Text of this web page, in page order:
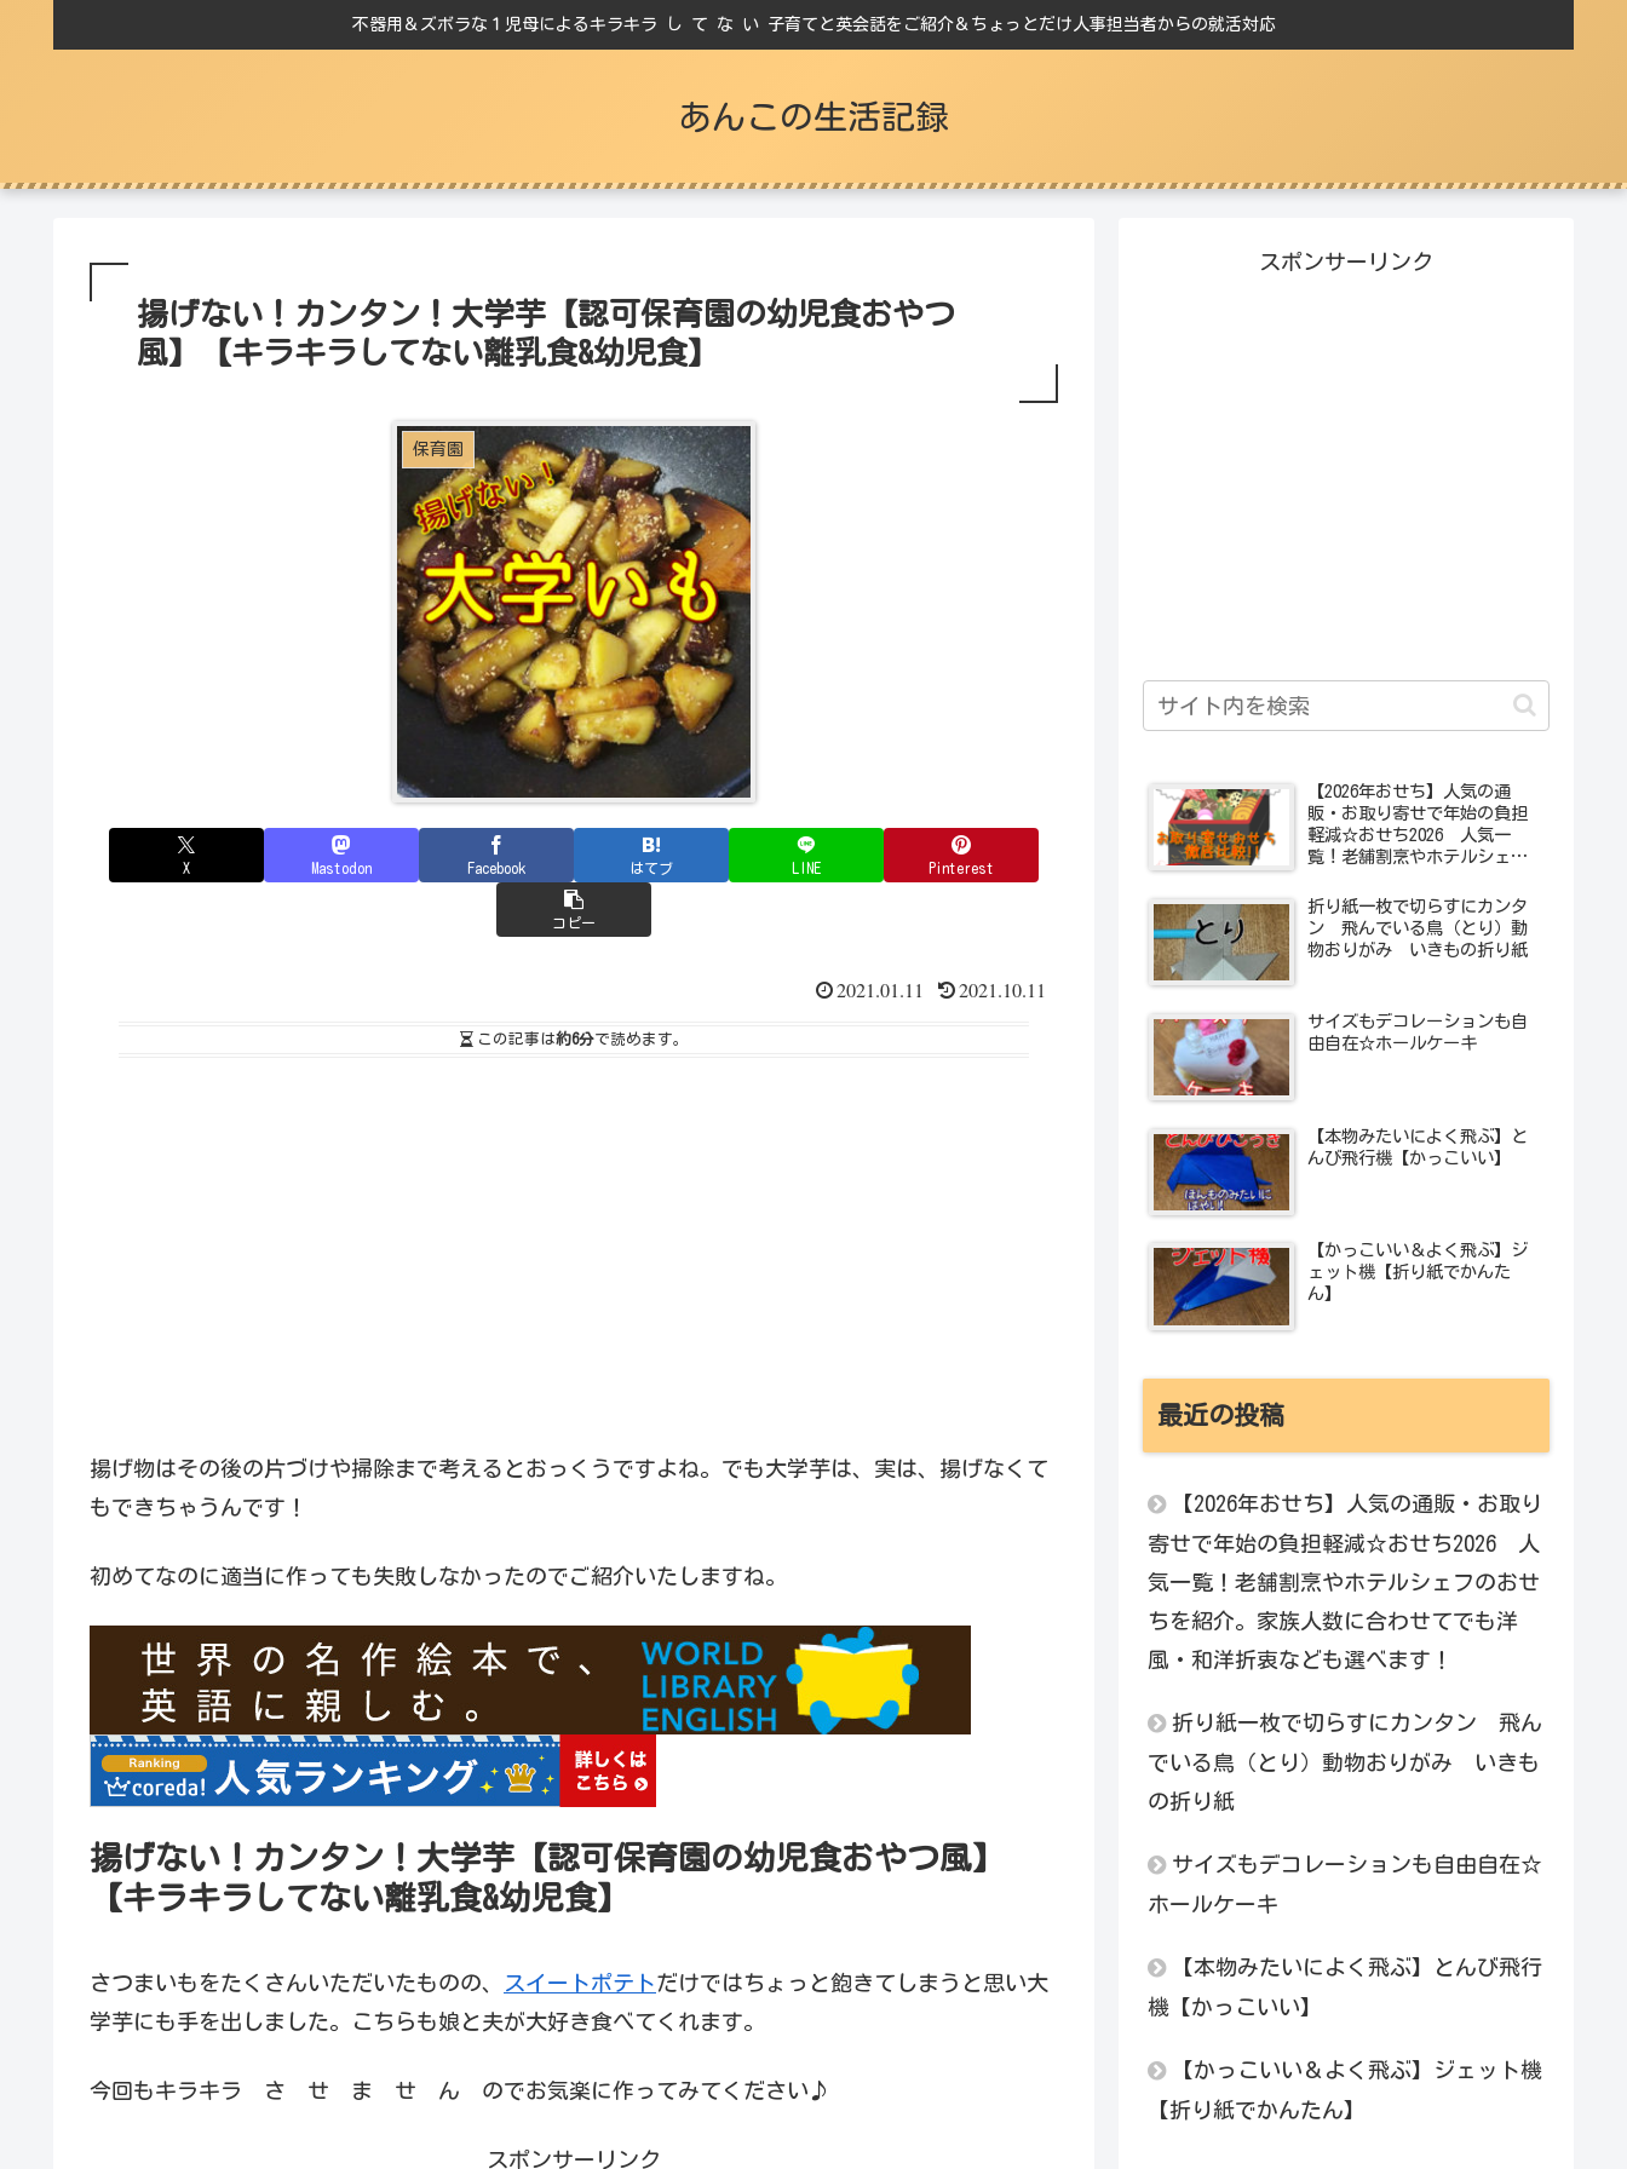
不器用＆ズボラな１児母によるキラキラ し て な い 子育てと英会話をご紹介＆ちょっとだけ人事担当者からの就活対応
あんこの生活記録
揚げない！カンタン！大学芋【認可保育園の幼児食おやつ
風】【キラキラしてない離乳食&幼児食】
保育園
X Mastodon Facebook はてブ LINE Pinterest
コピー
2021.01.11 2021.10.11
この記事は約6分で読めます。
揚げ物はその後の片づけや掃除まで考えるとおっくうですよね。でも大学芋は、実は、揚げなくて
もできちゃうんです！
初めてなのに適当に作っても失敗しなかったのでご紹介いたしますね。
揚げない！カンタン！大学芋【認可保育園の幼児食おやつ風】
【キラキラしてない離乳食&幼児食】
さつまいもをたくさんいただいたものの、 スイートポテトだけではちょっと飽きてしまうと思い大
学芋にも手を出しました。こちらも娘と夫が大好き食べてくれます。
今回もキラキラ さ せ ま せ ん のでお気楽に作ってみてください♪
スポンサーリンク
スポンサーリンク
【2026年おせち】人気の通
販・お取り寄せで年始の負担
軽減☆おせち2026 人気一
覧！老舗割烹やホテルシェフ
合わせてでも洋風・和洋折衷
なども選べます！
折り紙一枚で切らすにカンタ
ン 飛んでいる鳥（とり）動
物おりがみ いきもの折り紙
サイズもデコレーションも自
由自在☆ホールケーキ
【本物みたいによく飛ぶ】と
んび飛行機【かっこいい】
【かっこいい＆よく飛ぶ】ジ
ェット機【折り紙でかんた
ん】
最近の投稿
【2026年おせち】人気の通販・お取り
寄せで年始の負担軽減☆おせち2026 人
気一覧！老舗割烹やホテルシェフのおせ
ちを紹介。家族人数に合わせてでも洋
風・和洋折衷なども選べます！
折り紙一枚で切らすにカンタン 飛ん
でいる鳥（とり）動物おりがみ いきも
の折り紙
サイズもデコレーションも自由自在☆
ホールケーキ
【本物みたいによく飛ぶ】とんび飛行
機【かっこいい】
【かっこいい＆よく飛ぶ】ジェット機
【折り紙でかんたん】